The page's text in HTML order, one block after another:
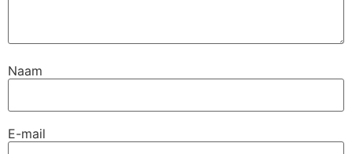
Naam
E-mail